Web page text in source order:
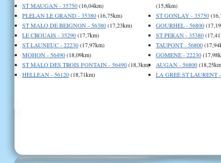
ST MAUGAN - 35750(16,04km)
PLELAN LE GRAND - 35380(16,75km)
ST MALO DE BEIGNON - 56380(17,23km)
LE CROUAIS - 35290(17,7km)
ST LAUNEUC - 22230(17,97km)
MOHON - 56490(18,09km)
ST MALO DES TROIS FONTAIN - 56490(18,3km)
HELLEAN - 56120(18,71km)
(15,8km)
ST GONLAY - 35750
GOURHEL - 56800
ST PERAN - 35380
TAUPONT - 56800
GOMENE - 22230
AUGAN - 56800
LA GREE ST LAURENT